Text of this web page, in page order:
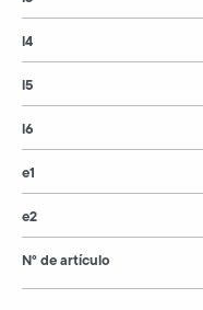
l4
l5
l6
e1
e2
N° de artículo